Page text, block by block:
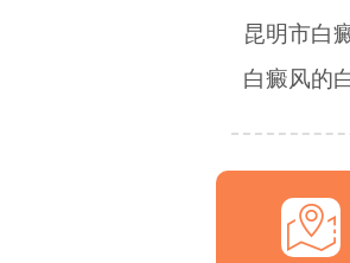
昆明市白
白癜风的